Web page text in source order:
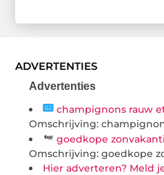
ADVERTENTIES
Advertenties
champignons rauw
Omschrijving:
goedkope
Omschrijving: goedkope
Hier adverteren? Meld